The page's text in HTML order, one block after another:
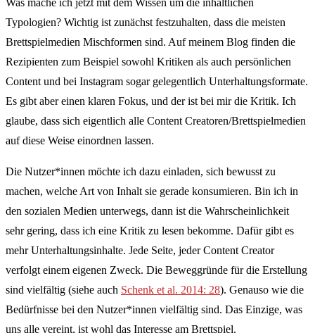
Was mache ich jetzt mit dem Wissen um die inhaltlichen
Typologien? Wichtig ist zunächst festzuhalten, dass die meisten
Brettspielmedien Mischformen sind. Auf meinem Blog finden die
Rezipienten zum Beispiel sowohl Kritiken als auch persönlichen
Content und bei Instagram sogar gelegentlich Unterhaltungsformate.
Es gibt aber einen klaren Fokus, und der ist bei mir die Kritik. Ich
glaube, dass sich eigentlich alle Content Creatoren/Brettspielmedien
auf diese Weise einordnen lassen.
Die Nutzer*innen möchte ich dazu einladen, sich bewusst zu
machen, welche Art von Inhalt sie gerade konsumieren. Bin ich in
den sozialen Medien unterwegs, dann ist die Wahrscheinlichkeit
sehr gering, dass ich eine Kritik zu lesen bekomme. Dafür gibt es
mehr Unterhaltungsinhalte. Jede Seite, jeder Content Creator
verfolgt einem eigenen Zweck. Die Beweggründe für die Erstellung
sind vielfältig (siehe auch Schenk et al. 2014: 28). Genauso wie die
Bedürfnisse bei den Nutzer*innen vielfältig sind. Das Einzige, was
uns alle vereint, ist wohl das Interesse am Brettspiel.